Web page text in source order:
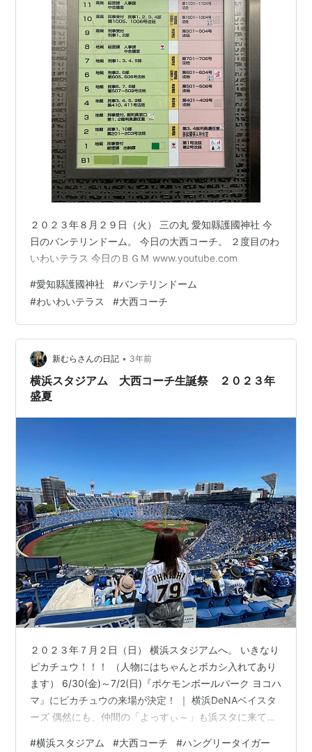
２０２３年８月２９日（火） 三の丸 愛知縣護國神社 今
日のバンテリンドーム。 今日の大西コーチ。 ２度目のわ
いわいテラス 今日のＢＧＭ www.youtube.com
#愛知縣護國神社 #バンテリンドーム
#わいわいテラス #大西コーチ
新むらさんの日記 • 3年前
横浜スタジアム 大西コーチ生誕祭 ２０２３年
盛夏
２０２３年７月２日（日） 横浜スタジアムへ。 いきなり
ピカチュウ！！！ （人物にはちゃんとボカシ入れてあり
ます） 6/30(金)～7/2(日)『ポケモンボールパーク ヨコハ
マ』にピカチュウの来場が決定！ ｜ 横浜DeNAベイスタ
ーズ 偶然にも、仲間の「よっすぃ～」も浜スタに来て
#横浜スタジアム #大西コーチ #ハングリータイガー